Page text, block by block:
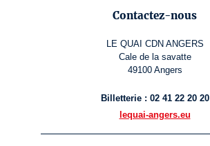
Contactez-nous
LE QUAI CDN ANGERS
Cale de la savatte
49100 Angers
Billetterie : 02 41 22 20 20
lequai-angers.eu